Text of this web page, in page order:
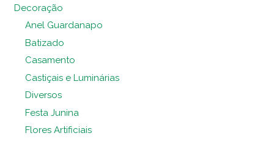
Decoração
Anel Guardanapo
Batizado
Casamento
Castiçais e Luminárias
Diversos
Festa Junina
Flores Artificiais